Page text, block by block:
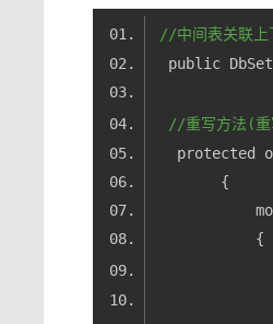
//中间表关联上
//重写方法(
protected